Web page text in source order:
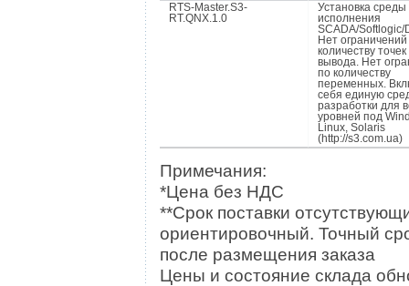
RTS-Master.S3-
RT.QNX.1.0
Установка среды
исполнения
SCADA/Softlogic/
Нет
количеству
вывода. Нет
по количеству
переменных.
себя единую
разработки для
уровней под
Linux, Solaris
(http://s3.com.ua)
Примечания:
*Цена без НДС
**Срок поставки
ориентировочный. Точный
после размещения заказа
Цены и состояние склада